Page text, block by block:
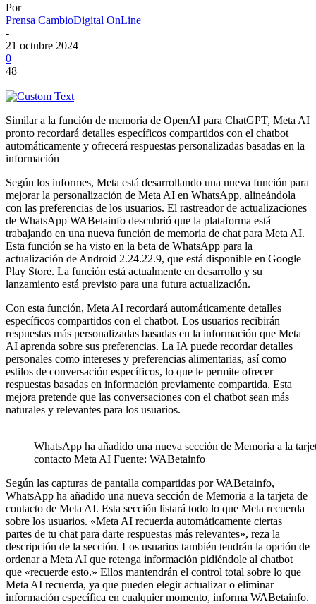
Por
Prensa CambioDigital OnLine
-
21 octubre 2024
0
48
Similar a la función de memoria de OpenAI para ChatGPT, Meta AI
pronto recordará detalles específicos compartidos con el chatbot
automáticamente y ofrecerá respuestas personalizadas basadas en la
información
Según los informes, Meta está desarrollando una nueva función para
mejorar la personalización de Meta AI en WhatsApp, alineándola
con las preferencias de los usuarios. El rastreador de actualizaciones
de WhatsApp WABetainfo descubrió que la plataforma está
trabajando en una nueva función de memoria de chat para Meta AI.
Esta función se ha visto en la beta de WhatsApp para la
actualización de Android 2.24.22.9, que está disponible en Google
Play Store. La función está actualmente en desarrollo y su
lanzamiento está previsto para una futura actualización.
Con esta función, Meta AI recordará automáticamente detalles
específicos compartidos con el chatbot. Los usuarios recibirán
respuestas más personalizadas basadas en la información que Meta
AI aprenda sobre sus preferencias. La IA puede recordar detalles
personales como intereses y preferencias alimentarias, así como
estilos de conversación específicos, lo que le permite ofrecer
respuestas basadas en información previamente compartida. Esta
mejora pretende que las conversaciones con el chatbot sean más
naturales y relevantes para los usuarios.
WhatsApp ha añadido una nueva sección de Memoria a la
contacto Meta AI Fuente: WABetainfo
Según las capturas de pantalla compartidas por WABetainfo,
WhatsApp ha añadido una nueva sección de Memoria a la tarjeta de
contacto de Meta AI. Esta sección listará todo lo que Meta recuerda
sobre los usuarios. «Meta AI recuerda automáticamente ciertas
partes de tu chat para darte respuestas más relevantes», reza la
descripción de la sección. Los usuarios también tendrán la opción de
ordenar a Meta AI que retenga información pidiéndole al chatbot
que «recuerde esto.» Ellos mantendrán el control total sobre lo que
Meta AI recuerda, ya que pueden elegir actualizar o eliminar
información específica en cualquier momento, informa WABetainfo.